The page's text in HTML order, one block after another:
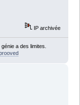
IP archivée
a des limites.